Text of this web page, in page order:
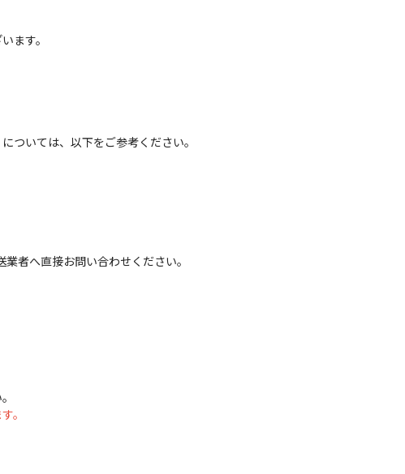
ます。
ついては、以下をご参考ください。
者へ直接お問い合わせください。
。